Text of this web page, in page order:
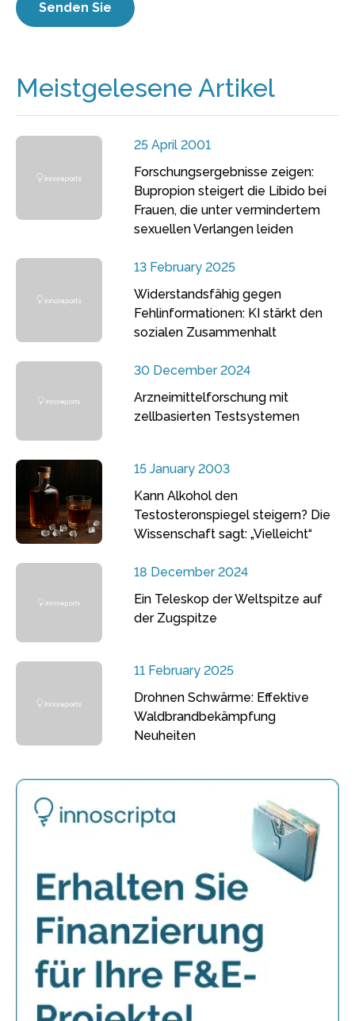
Meistgelesene Artikel
25 April 2001
Forschungsergebnisse zeigen:
Bupropion steigert die Libido bei
Frauen, die unter vermindertem
sexuellen Verlangen leiden
13 February 2025
Widerstandsfähig gegen
Fehlinformationen: KI stärkt den
sozialen Zusammenhalt
30 December 2024
Arzneimittelforschung mit
zellbasierten Testsystemen
15 January 2003
Kann Alkohol den
Testosteronspiegel steigern? Die
Wissenschaft sagt: „Vielleicht“
18 December 2024
Ein Teleskop der Weltspitze auf
der Zugspitze
11 February 2025
Drohnen Schwärme: Effektive
Waldbrandbekämpfung
Neuheiten